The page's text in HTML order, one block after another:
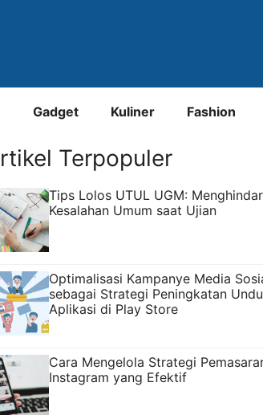
Gadget Kuliner Fashion
Terpopuler
Tips Lolos UTUL UGM:
Kesalahan Umum saat Ujian
Optimalisasi Kampanye Media
sebagai Strategi Peningkatan
Aplikasi di Play Store
Cara Mengelola Strategi
Instagram yang Efektif